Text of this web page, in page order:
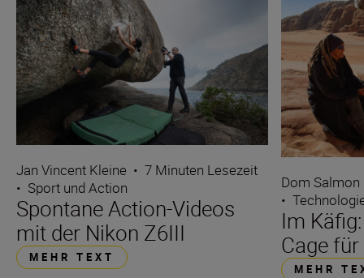
Jan Vincent Kleine • 7 Minuten Lesezeit
• Sport und Action
Spontane Action-Videos
mit der Nikon Z6III
MEHR TEXT
Dom Salmon
•
Im
Cage
MEHR